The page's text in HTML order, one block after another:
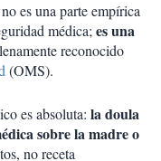
no es una parte empírica
médica;es una
reconocido
(OMS).
es absoluta: la doula
sobre la madre o
no receta